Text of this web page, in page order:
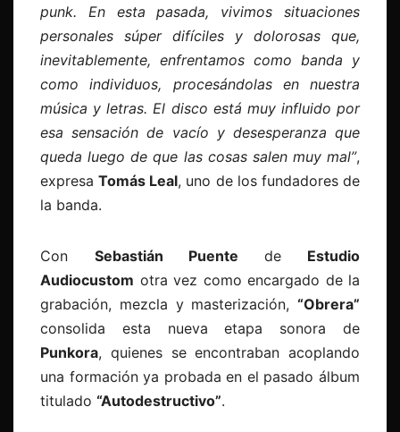
punk. En esta pasada, vivimos situaciones
personales súper difíciles y dolorosas que,
inevitablemente, enfrentamos como banda y
como individuos, procesándolas en nuestra
música y letras. El disco está muy influido por
esa sensación de vacío y desesperanza que
queda luego de que las cosas salen muy mal”,
expresaTomás Leal, uno de los fundadores de
la banda.
Con Sebastián Puente de Estudio
Audiocustom otra vez como encargado de la
grabación, mezcla y masterización, “Obrera”
consolida esta nueva etapa sonora de
Punkora, quienes se encontraban acoplando
una formación ya probada en el pasado álbum
titulado “Autodestructivo”.